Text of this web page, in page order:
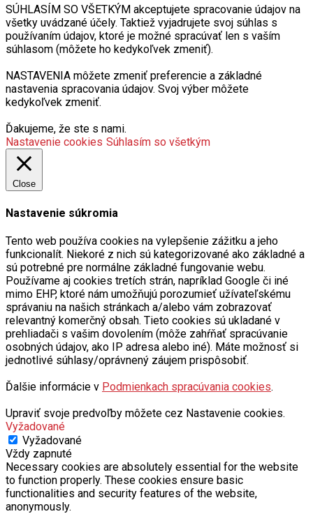
SÚHLASÍM SO VŠETKÝM akceptujete spracovanie údajov na
všetky uvádzané účely. Taktiež vyjadrujete svoj súhlas s
používaním údajov, ktoré je možné spracúvať len s vaším
súhlasom (môžete ho kedykoľvek zmeniť).
NASTAVENIA môžete zmeniť preferencie a základné
nastavenia spracovania údajov. Svoj výber môžete
kedykoľvek zmeniť.
Ďakujeme, že ste s nami.
Nastavenie cookies Súhlasím so všetkým
Close
Nastavenie súkromia
Tento web používa cookies na vylepšenie zážitku a jeho
funkcionalít. Niekoré z nich sú kategorizované ako základné a
sú potrebné pre normálne základné fungovanie webu.
Používame aj cookies tretích strán, napríklad Google či iné
mimo EHP, ktoré nám umožňujú porozumieť užívateľskému
správaniu na našich stránkach a/alebo vám zobrazovať
relevantný komerčný obsah. Tieto cookies sú ukladané v
prehliadači s vašim dovolením (môže zahŕňať spracúvanie
osobných údajov, ako IP adresa alebo iné). Máte možnosť si
jednotlivé súhlasy/oprávnený záujem prispôsobiť.
Ďalšie informácie v Podmienkach spracúvania cookies.
Upraviť svoje predvoľby môžete cez Nastavenie cookies.
Vyžadované
Vyžadované
Vždy zapnuté
Necessary cookies are absolutely essential for the website
to function properly. These cookies ensure basic
functionalities and security features of the website,
anonymously.